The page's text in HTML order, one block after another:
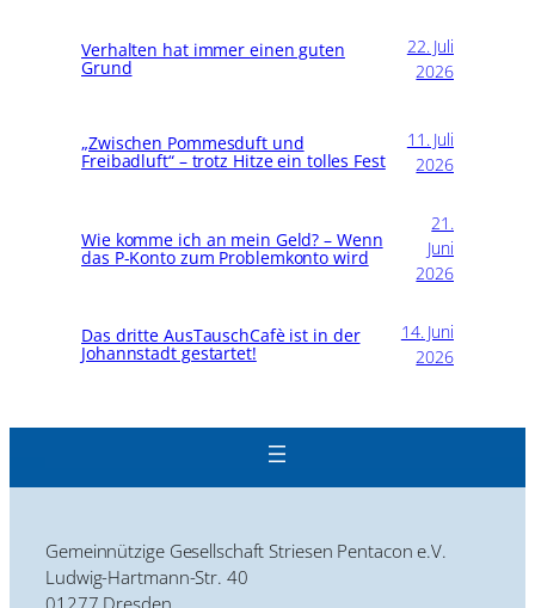
Verhalten hat immer einen guten
Grund
22. Juli
2026
„Zwischen Pommesduft und
Freibadluft“ – trotz Hitze ein tolles Fest
11. Juli
2026
Wie komme ich an mein Geld? – Wenn
das P-Konto zum Problemkonto wird
21.
Juni
2026
Das dritte AusTauschCafè ist in der
Johannstadt gestartet!
14. Juni
2026
Gemeinnützige Gesellschaft Striesen Pentacon e.V.
Ludwig-Hartmann-Str. 40
01277 Dresden